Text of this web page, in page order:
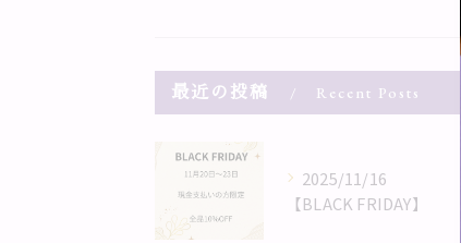
最近の投稿 Recent Posts
2025/11/16
【BLACK FRIDAY】